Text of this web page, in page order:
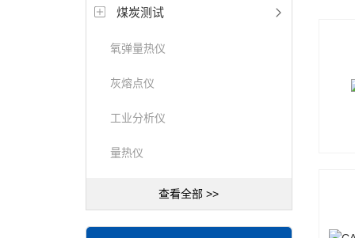
煤炭测试
氧弹量热仪
灰熔点仪
工业分析仪
量热仪
查看全部 >>